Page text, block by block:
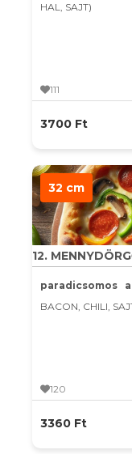
HAL, SAJT)
111
3700 Ft
32 cm
12.
paradicsomos
BACON, CHILI,
120
3360 Ft